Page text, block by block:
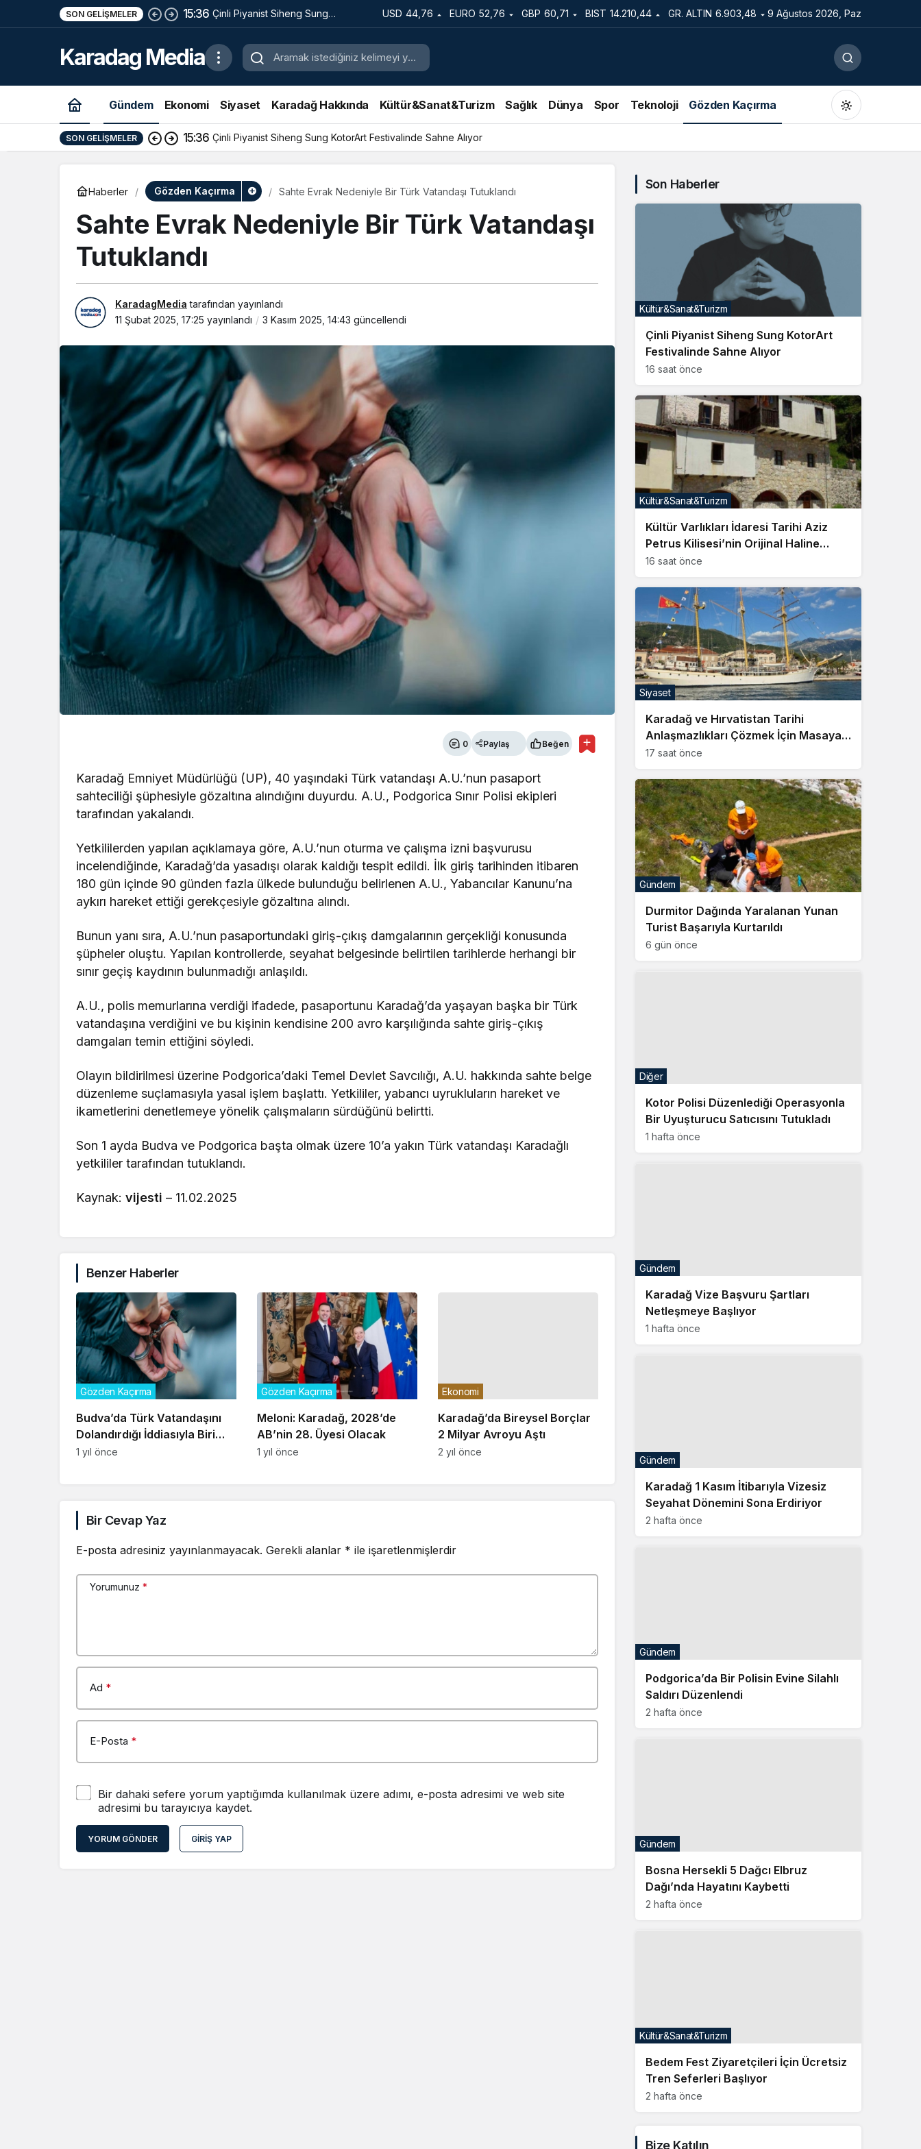
SON GELIŞMELER 15:36 Çinli Piyanist Siheng Sung
Alıyor
USD 44,76 EURO 52,76 GBP 60,71 BIST 14.210,44 GR. ALTIN 6.903,48 9 Ağustos 2026, Paz
Karadag Media
Gündem Ekonomi Siyaset Karadağ Hakkında Kültür&Sanat&Turizm Sağlık Dünya Spor Teknoloji Gözden Kaçırma
Gündüz Modu
Gündüz modunu seçin.
Gece Modu
Gece modunu seçin.
Sistem modunu seçin.
SON GELIŞMELER 15:36 Çinli Piyanist Siheng Sung KotorArt Festivalinde Sahne Alıyor
Haberler Gözden Kaçırma Sahte Evrak Nedeniyle Bir Türk Vatandaşı Tutuklandı
Sahte Evrak Nedeniyle Bir Türk Vatandaşı
Tutuklandı
KaradagMedia tarafından yayınlandı
11 Şubat 2025, 17:25 yayınlandı 3 Kasım 2025, 14:43 güncellendi
0 Paylaş Beğen
Karadağ Emniyet Müdürlüğü (UP), 40 yaşındaki Türk vatandaşı A.U.’nun pasaport
sahteciliği şüphesiyle gözaltına alındığını duyurdu. A.U., Podgorica Sınır Polisi ekipleri
tarafından yakalandı.
Yetkililerden yapılan açıklamaya göre, A.U.’nun oturma ve çalışma izni başvurusu
incelendiğinde, Karadağ’da yasadışı olarak kaldığı tespit edildi. İlk giriş tarihinden itibaren
180 gün içinde 90 günden fazla ülkede bulunduğu belirlenen A.U., Yabancılar Kanunu’na
aykırı hareket ettiği gerekçesiyle gözaltına alındı.
Bunun yanı sıra, A.U.’nun pasaportundaki giriş-çıkış damgalarının gerçekliği konusunda
şüpheler oluştu. Yapılan kontrollerde, seyahat belgesinde belirtilen tarihlerde herhangi bir
sınır geçiş kaydının bulunmadığı anlaşıldı.
A.U., polis memurlarına verdiği ifadede, pasaportunu Karadağ’da yaşayan başka bir Türk
vatandaşına verdiğini ve bu kişinin kendisine 200 avro karşılığında sahte giriş-çıkış
damgaları temin ettiğini söyledi.
Olayın bildirilmesi üzerine Podgorica’daki Temel Devlet Savcılığı, A.U. hakkında sahte belge
düzenleme suçlamasıyla yasal işlem başlattı. Yetkililer, yabancı uyrukluların hareket ve
ikametlerini denetlemeye yönelik çalışmaların sürdüğünü belirtti.
Son 1 ayda Budva ve Podgorica başta olmak üzere 10’a yakın Türk vatandaşı Karadağlı
yetkililer tarafından tutuklandı.
Kaynak:vijesti – 11.02.2025
Benzer Haberler
Budva’da Türk Vatandaşını
Dolandırdığı İddiasıyla Biri
Polis Üç Kişi Tutuklandı
Gözden Kaçırma
1 yıl önce
Meloni: Karadağ, 2028’de
AB’nin 28. Üyesi Olacak
Gözden Kaçırma
1 yıl önce
Karadağ’da Bireysel Borçlar
2 Milyar Avroyu Aştı
Ekonomi
2 yıl önce
Bir Cevap Yaz
E-posta adresiniz yayınlanmayacak. Gerekli alanlar * ile işaretlenmişlerdir
Yorumunuz *
Ad *
E-Posta *
Bir dahaki sefere yorum yaptığımda kullanılmak üzere adımı, e-posta adresimi ve web site
adresimi bu tarayıcıya kaydet.
YORUM GÖNDER GIRIŞ YAP
Son Haberler
Çinli Piyanist Siheng Sung KotorArt
Festivalinde Sahne Alıyor
16 saat önce
Kültür&Sanat&Turizm
Kültür Varlıkları İdaresi Tarihi Aziz
Petrus Kilisesi’nin Orijinal Haline
Getirilmesini Emretti
16 saat önce
Kültür&Sanat&Turizm
Karadağ ve Hırvatistan Tarihi
Anlaşmazlıkları Çözmek İçin Masaya
Oturuyor
17 saat önce
Siyaset
Durmitor Dağında Yaralanan Yunan
Turist Başarıyla Kurtarıldı
6 gün önce
Gündem
Kotor Polisi Düzenlediği Operasyonla
Bir Uyuşturucu Satıcısını Tutukladı
1 hafta önce
Diğer
Karadağ Vize Başvuru Şartları
Netleşmeye Başlıyor
1 hafta önce
Gündem
Bize Katılın
Facebook